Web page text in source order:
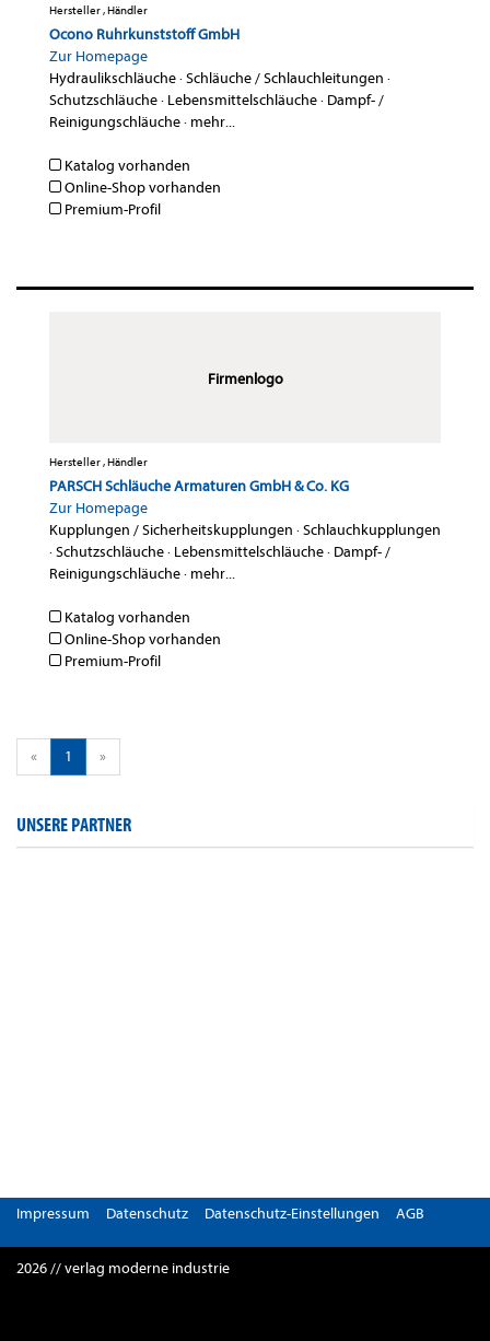
Hersteller , Händler
Ocono Ruhrkunststoff GmbH
Zur Homepage
Hydraulikschläuche·Schläuche / Schlauchleitungen ·
Schutzschläuche· Lebensmittelschläuche· Dampf- /
Reinigungschläuche· mehr...
Katalog vorhanden
Online-Shop vorhanden
Premium-Profil
Firmenlogo
Hersteller , Händler
PARSCH Schläuche Armaturen GmbH & Co. KG
Zur Homepage
Kupplungen / Sicherheitskupplungen ·Schlauchkupplungen
·Schutzschläuche· Lebensmittelschläuche· Dampf- /
Reinigungschläuche· mehr...
Katalog vorhanden
Online-Shop vorhanden
Premium-Profil
« 1 »
UNSERE PARTNER
Impressum Datenschutz Datenschutz-Einstellungen AGB
2026 // verlag moderne industrie